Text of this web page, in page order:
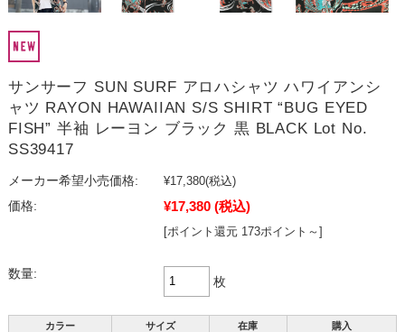
サンサーフ SUN SURF アロハシャツ ハワイアンシ
ャツ RAYON HAWAIIAN S/S SHIRT “BUG EYED
FISH” 半袖 レーヨン ブラック 黒 BLACK Lot No.
SS39417
メーカー希望小売価格: ¥17,380(税込)
価格:
¥17,380 (税込)
[ポイント還元 173ポイント～]
数量:
枚
カラー サイズ 在庫 購入